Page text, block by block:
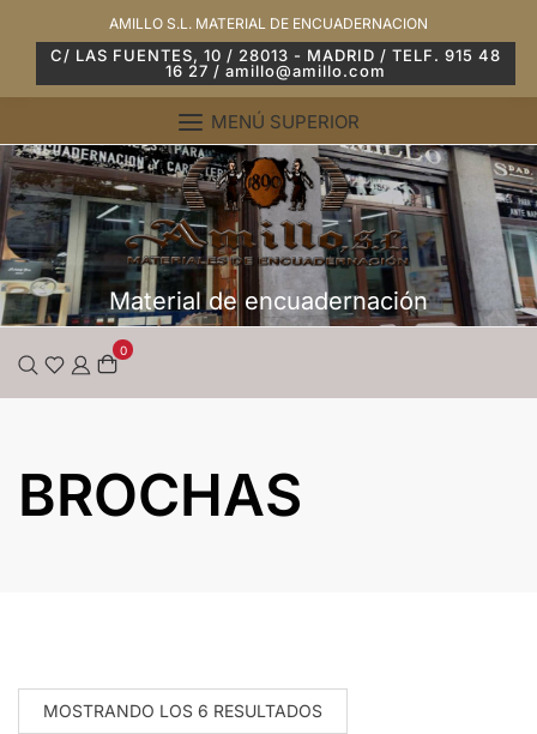
contenido
AMILLO S.L. MATERIAL DE ENCUADERNACION
C/ LAS FUENTES, 10 / 28013 - MADRID / TELF. 915 48
16 27 / amillo@amillo.com
MENÚ SUPERIOR
Material de encuadernación
0
BROCHAS
MOSTRANDO LOS 6 RESULTADOS